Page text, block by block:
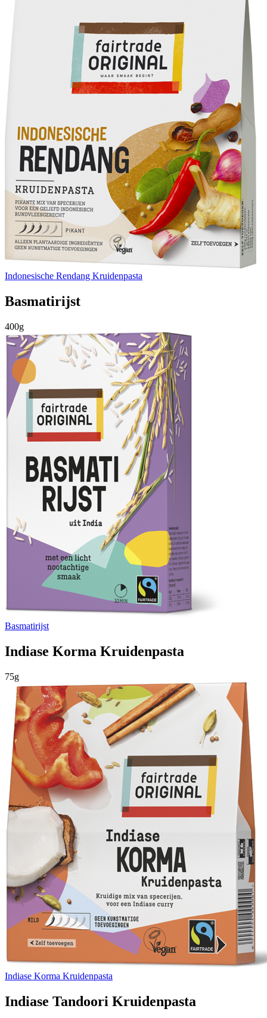
Indonesische Rendang Kruidenpasta
Basmatirijst
400g
Basmatirijst
Indiase Korma Kruidenpasta
75g
Indiase Korma Kruidenpasta
Indiase Tandoori Kruidenpasta